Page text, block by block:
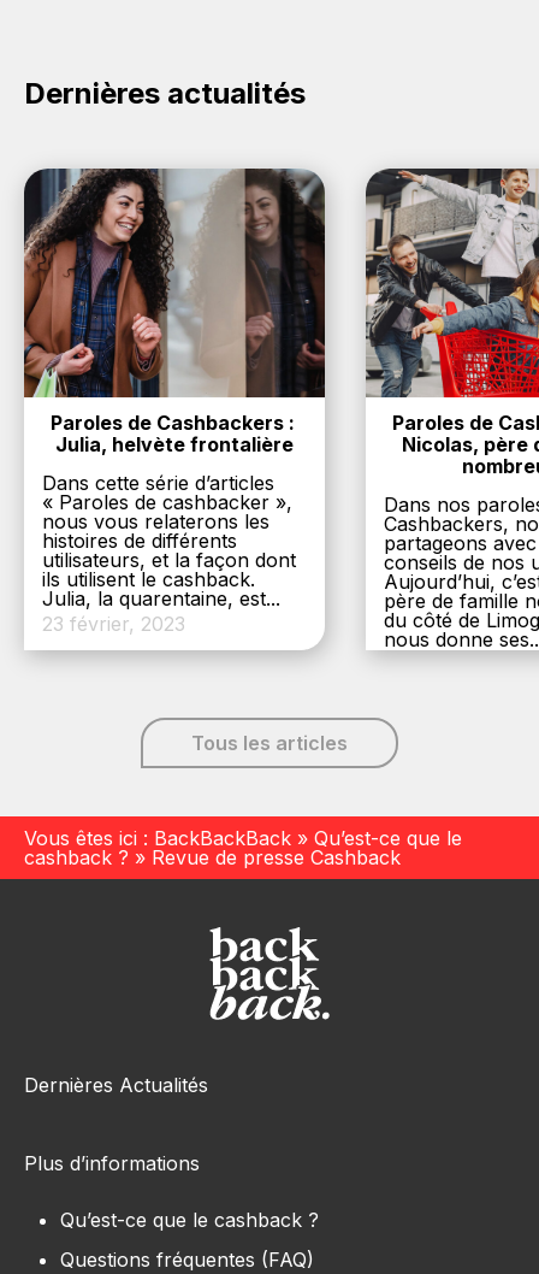
Dernières actualités
Paroles de Cashbackers :
Julia, helvète frontalière
Dans cette série d’articles
« Paroles de cashbacker »,
nous vous relaterons les
histoires de différents
utilisateurs, et la façon dont
ils utilisent le cashback.
Julia, la quarentaine, est...
23 février, 2023
Paroles de
Nicolas, père
Dans nos
Cashbackers,
partageons
conseils de nos
Aujourd’hui,
père de famille
du côté de
nous donne
Tous les articles
Vous êtes ici : BackBackBack » Qu’est-ce que le
cashback ? » Revue de presse Cashback
Dernières Actualités
Plus d’informations
Qu’est-ce que le cashback ?
Questions fréquentes (FAQ)